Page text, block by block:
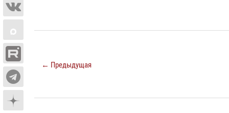
← Предыдущая